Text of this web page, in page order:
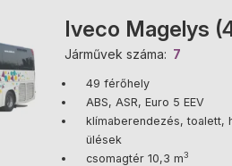
Iveco Magelys
Járművek száma 7
49 férőhely
ABS, ASR, Euro 5 EEV
klímaberendezés, toalett,
ülések
csomagtér 10,3 m3